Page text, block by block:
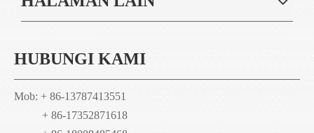
HUBUNGI KAMI
Mob: + 86-13787413551
+ 86-17352871618